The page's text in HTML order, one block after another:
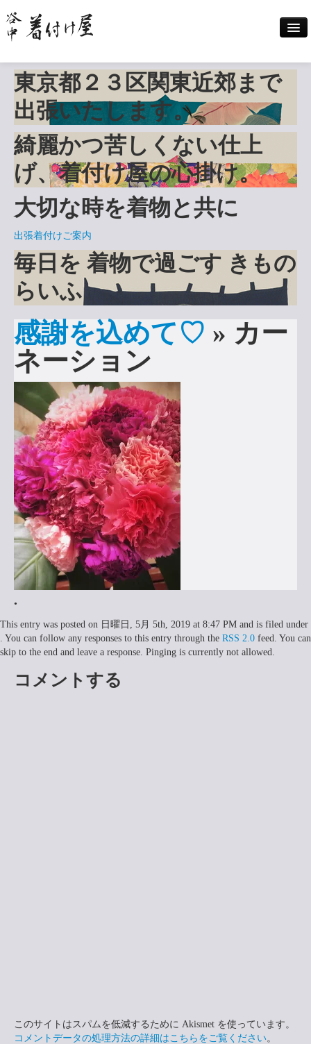
Home
出張着付け案内
着付けメニュー
撮影
料金案内
ギャラリー
申込みはこちら
東京都２３区関東近郊まで
出張いたします。
綺麗かつ苦しくない仕上
げ、着付け屋の心掛け。
大切な時を着物と共に
出張着付けご案内
毎日を 着物で過ごす きもの
らいふ
感謝を込めて♡ » カー
ネーション
•
This entry was posted on 日曜日, 5月 5th, 2019 at 8:47 PM and is filed under
. You can follow any responses to this entry through the RSS 2.0 feed. You can
skip to the end and leave a response. Pinging is currently not allowed.
コメントする
このサイトはスパムを低減するために Akismet を使っています。
コメントデータの処理方法の詳細はこちらをご覧ください。